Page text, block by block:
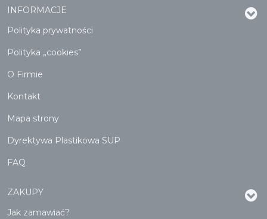
INFORMACJE
Polityka prywatności
Polityka „cookies”
O Firmie
Kontakt
Mapa strony
Dyrektywa Plastikowa SUP
FAQ
ZAKUPY
Jak zamawiać?